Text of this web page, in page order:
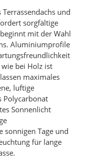
und
sorgfältige
mit der Wahl
Aluminiumprofile
bei Holz ist
maximales
luftige
Polycarbonat
Sonnenlicht
sonnigen Tage und
für lange